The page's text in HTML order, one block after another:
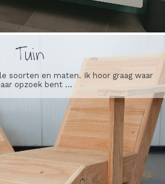
Tuin
soorten en maten. Ik hoor graag waar
opzoek bent ...